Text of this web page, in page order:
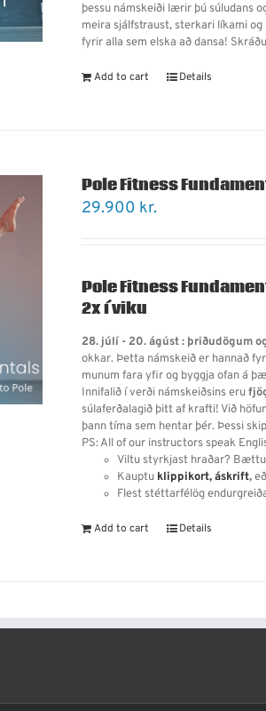
þessu námskeiði lærir þú súludans
meira sjálfstraust, sterkari líkami
fyrir alla sem elska að dansa!
Add to cart Details
Pole Fitness
29.900 kr.
Pole Fitness
2x í viku
28. júlí - 20. ágúst : þriðudögum
okkar. Þetta námskeið er hannað
munum fara yfir og byggja ofan á
Innifalið í verði námskeiðsins eru
súlaferðalagið þitt af krafti! Við
þann tíma sem hentar þér. Þessi
PS: All of our instructors speak
Viltu styrkjast hraðar?
Kauptu klippikort, áskrift,
Flest stéttarfélög
Add to cart Details